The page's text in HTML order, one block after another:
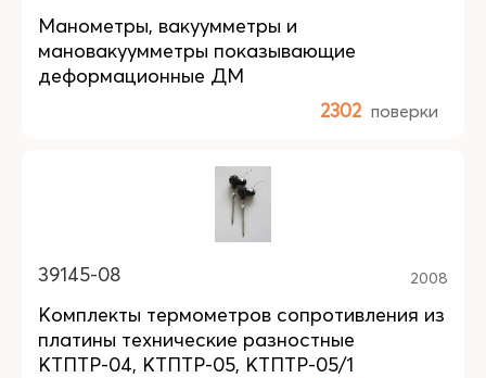
Манометры, вакуумметры и
мановакуумметры показывающие
деформационные ДМ
2302 поверки
39145-08 2008
Комплекты термометров сопротивления из
платины технические разностные
КТПТР-04, КТПТР-05, КТПТР-05/1